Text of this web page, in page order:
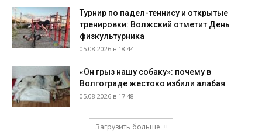
Турнир по падел-теннису и открытые
тренировки: Волжский отметит День
физкультурника
05.08.2026 в 18:44
«Он грыз нашу собаку»: почему в
Волгограде жестоко избили алабая
05.08.2026 в 17:48
Загрузить больше